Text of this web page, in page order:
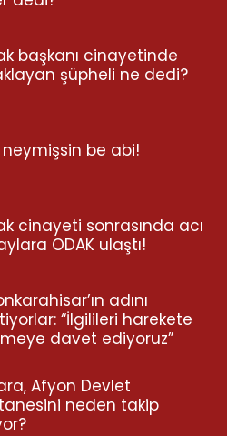
başkanı cinayetinde
şüpheli ne dedi?
neymişsin be abi!
cinayeti sonrasında acı
ODAK ulaştı!
adını
“İlgilileri harekete
davet ediyoruz”
Afyon Devlet
neden takip